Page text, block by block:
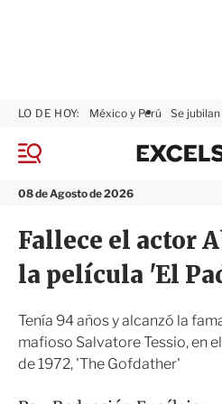
M
n
08 de Agosto de 2026
LO DE HOY: México y Perú Se
Fallece el actor
la película 'El
Tenía 94 años y alcanzó la
mafioso Salvatore Tessio, en
de 1972, 'The Gofdather'